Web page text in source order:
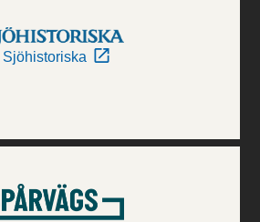
Sjöhistoriska